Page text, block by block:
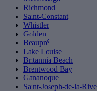
Richmond
Saint-Constant
Whistler
Golden
Beaupré
Lake Louise
Britannia Beach
Brentwood Bay
Gananoque
Saint-Joseph-de-la-Rive